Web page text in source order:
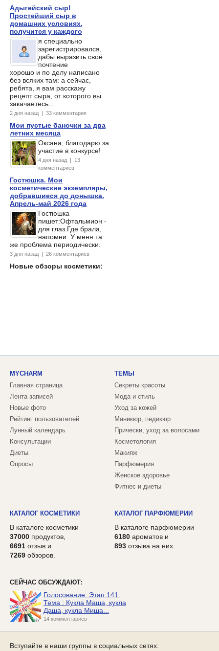
Адыгейский сыр!
Простейший сыр в
домашних условиях,
получится у каждого
я специально
зарегистрировался,
дабы выразить своё
почтение
хорошо и по делу написано
без всяких там: а сейчас,
ребята, я вам расскажу
рецепт сыра, от которого вы
закачаетесь...
2 дня назад | 33 комментария
Мои пустые баночки за два
летних месяца
Оксана, благодарю за
участие в конкурсе!
4 дня назад | 13
комментариев
Гостюшка. Мои
косметические экземпляры,
добравшиеся до донышка.
Апрель-май 2026 года
Гостюшка
пишет:Офтальмион -
для глаз.Где брала,
напомни. У меня та
же проблема периодически.
3 дня назад | 26 комментариев
Новые обзоры косметики:
MYCHARM
Главная страница
Лента записей
Новые фото
Рейтинг пользователей
Лунный календарь
Консультации
Диеты
Опросы
ТЕМЫ
Секреты красоты
Мода и стиль
Уход за кожей
Маникюр, педикюр
Прически, уход за волосами
Косметология
Макияж
Парфюмерия
Женское здоровье
Фитнес и диеты
КАТАЛОГ КОСМЕТИКИ
В каталоге косметики
37000 продуктов,
6691 отзыв и
7269 обзоров.
КАТАЛОГ ПАРФЮМЕРИИ
В каталоге парфюмерии
6180 ароматов и
893 отзыва на них.
СЕЙЧАС ОБСУЖДАЮТ:
Голосование. Этап 141.
Тема : Кукла Маша, кукла
Даша, кукла Миша...
14 комментариев
Вступайте в наши группы в социальных сетях: